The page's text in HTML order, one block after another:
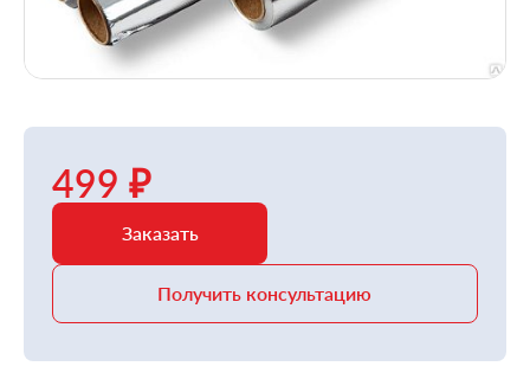
499 ₽
Заказать
Получить консультацию